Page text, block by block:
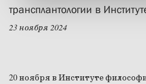
трансплантологии в
23 ноября 2024
20 ноября в Институте